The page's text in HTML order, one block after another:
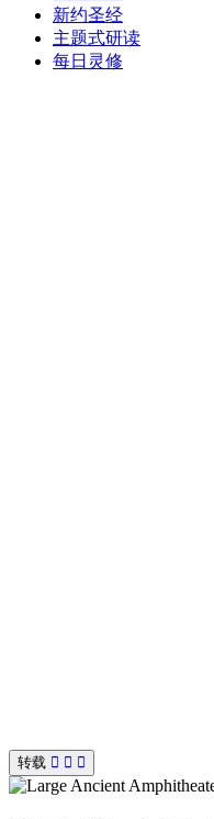
新约圣经
主题式研读
每日灵修
转载